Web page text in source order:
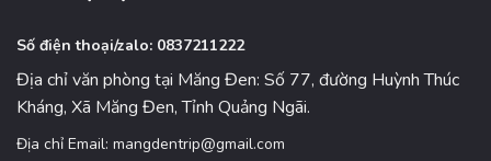
Số điện thoại/zalo: 0837211222
Địa chỉ văn phòng tại Măng Đen: Số 77, đường Huỳnh Thúc
Kháng, Xã Măng Đen, Tỉnh Quảng Ngãi.
Địa chỉ Email: mangdentrip@gmail.com